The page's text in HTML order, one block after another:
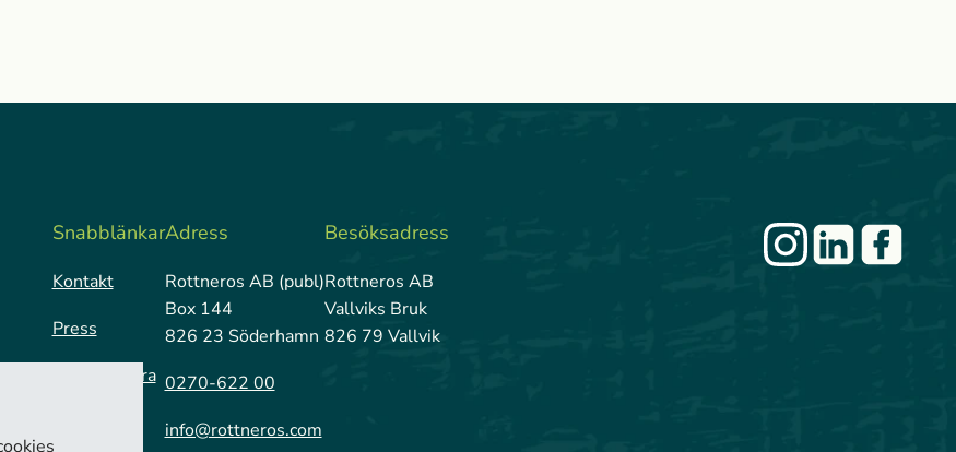
Snabblänkar
Kontakt
Press
Prenumerera
Adress
Rottneros AB (publ)
Box 144
826 23 Söderhamn
0270-622 00
info@rottneros.com
Besöksadress
Rottneros AB
Vallviks Bruk
826 79 Vallvik